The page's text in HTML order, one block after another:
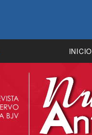
INICIO